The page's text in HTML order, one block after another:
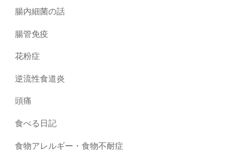
腸内細菌の話
腸管免疫
花粉症
逆流性食道炎
頭痛
食べる日記
食物アレルギー・食物不耐症